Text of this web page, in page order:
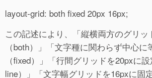
layout-grid: both fixed 20px 16px;
この記述により、「縦横両方のグリッ
（both）」「文字種に関わらず中心に
（fixed）」「行間グリッドを20pxに
line）」「文字幅グリッドを16pxに固